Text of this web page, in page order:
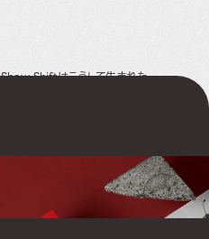
Show Shiftはこうして生まれた